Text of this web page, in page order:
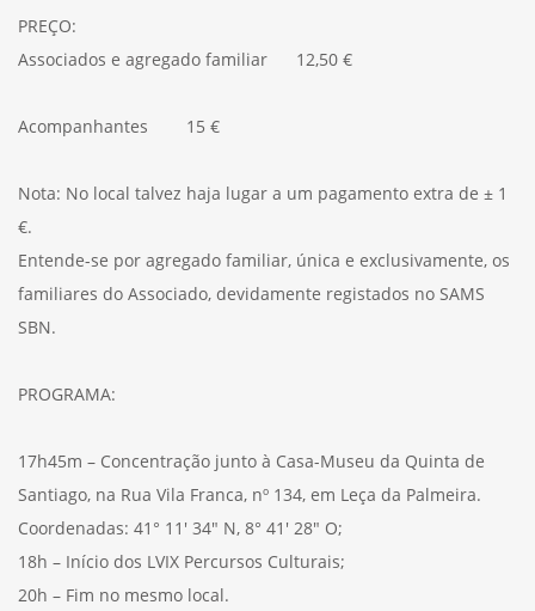
PREÇO:
Associados e agregado familiar 12,50 €
Acompanhantes 15 €
Nota: No local talvez haja lugar a um pagamento extra de ± 1
€.
Entende-se por agregado familiar, única e exclusivamente, os
familiares do Associado, devidamente registados no SAMS
SBN.
PROGRAMA:
17h45m – Concentração junto à Casa-Museu da Quinta de
Santiago, na Rua Vila Franca, nº 134, em Leça da Palmeira.
Coordenadas: 41° 11′ 34″ N, 8° 41′ 28″ O;
18h – Início dos LVIX Percursos Culturais;
20h – Fim no mesmo local.